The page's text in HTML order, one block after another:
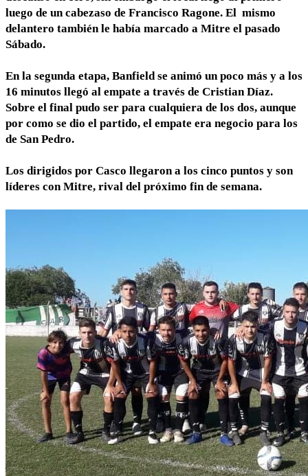
luego de un cabezaso de Francisco Ragone. El mismo
delantero también le había marcado a Mitre el pasado
Sábado.
En la segunda etapa, Banfield se animó un poco más y a los
16 minutos llegó al empate a través de Cristian Díaz.
Sobre el final pudo ser para cualquiera de los dos, aunque
por como se dio el partido, el empate era negocio para los
de San Pedro.
Los dirigidos por Casco llegaron a los cinco puntos y son
líderes con Mitre, rival del próximo fin de semana.